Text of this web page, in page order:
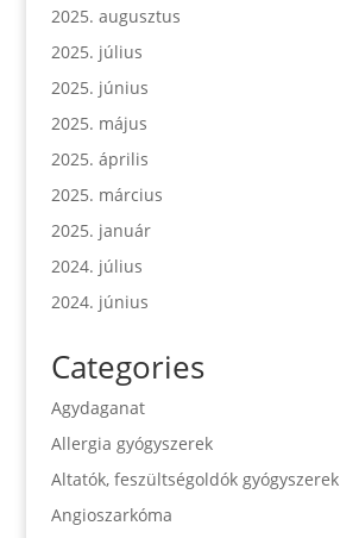
2025. augusztus
2025. július
2025. június
2025. május
2025. április
2025. március
2025. január
2024. július
2024. június
Categories
Agydaganat
Allergia gyógyszerek
Altatók, feszültségoldók gyógyszerek
Angioszarkóma